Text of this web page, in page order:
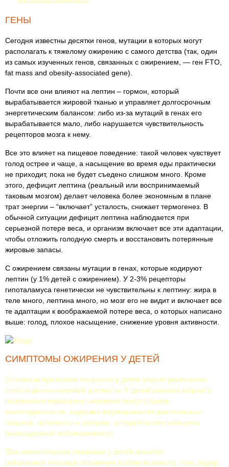
ГЕНЫ
Сегодня известны десятки генов, мутации в которых могут
располагать к тяжелому ожирению с самого детства (так, один
из самых изученных генов, связанных с ожирением, — ген FTO,
fat mass and obesity-associated gene).
Почти все они влияют на лептин – гормон, который
вырабатывается жировой тканью и управляет долгосрочным
энергетическим балансом: либо из-за мутаций в генах его
вырабатывается мало, либо нарушается чувствительность
рецепторов мозга к нему.
Все это влияет на пищевое поведение: такой человек чувствует
голод острее и чаще, а насыщение во время еды практически
не приходит, пока не будет съедено слишком много. Кроме
этого, дефицит лептина (реальный или воспринимаемый
таковым мозгом) делает человека более экономным в плане
трат энергии – “включает” усталость, снижает термогенез. В
обычной ситуации дефицит лептина наблюдается при
серьезной потере веса, и организм включает все эти адаптации,
чтобы отложить голодную смерть и восстановить потерянные
жировые запасы.
С ожирением связаны мутации в генах, которые кодируют
лептин (у 1% детей с ожирением). У 2-3% рецепторы
гипоталамуса генетически не чувствительны к лептину: жира в
теле много, лептина много, но мозг его не видит и включает все
те адаптации к воображаемой потере веса, о которых написано
выше: голод, плохое насыщение, снижение уровня активности.
СИМПТОМЫ ОЖИРЕНИЯ У ДЕТЕЙ
Основным признаком ожирения у детей служит увеличение
слоя подкожно-жировой клетчатки. У детей раннего возраста
признаками первичного ожирения могут служить
малоподвижность, задержка формирования двигательных
навыков, склонность к запорам, аллергическим реакциям,
инфекционной заболеваемости.
При алиментарном ожирении у детей имеются
избыточные жировые отложения в области живота, таза, бедер,